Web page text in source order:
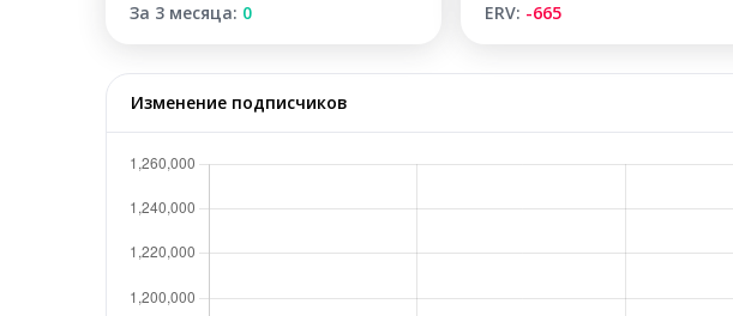
За 3 месяца: 0 ERV: -665
Изменение подписчиков